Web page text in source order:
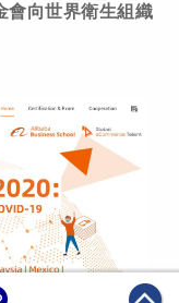
會向世界衛生組織